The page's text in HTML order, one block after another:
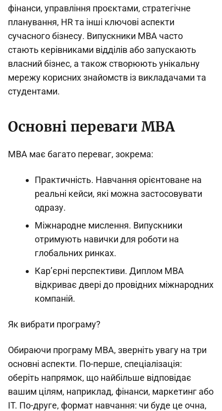
фінанси, управління проєктами, стратегічне
планування, HR та інші ключові аспекти
сучасного бізнесу. Випускники MBA часто
стають керівниками відділів або запускають
власний бізнес, а також створюють унікальну
мережу корисних знайомств із викладачами та
студентами.
Основні переваги MBA
MBA має багато переваг, зокрема:
Практичність. Навчання орієнтоване на
реальні кейси, які можна застосовувати
одразу.
Міжнародне мислення. Випускники
отримують навички для роботи на
глобальних ринках.
Кар’єрні перспективи. Диплом MBA
відкриває двері до провідних міжнародних
компаній.
Як вибрати програму?
Обираючи програму MBA, зверніть увагу на три
основні аспекти. По-перше, спеціалізація:
оберіть напрямок, що найбільше відповідає
вашим цілям, наприклад, фінанси, маркетинг або
IT. По-друге, формат навчання: чи буде це очна,